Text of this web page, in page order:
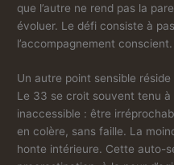
que l’autre ne rend pas la
évoluer. Le défi consiste à
l’accompagnement conscient.
Un autre point sensible
Le 33 se croit souvent tenu
inaccessible : être
en colère, sans faille. La
honte intérieure. Cette auto-